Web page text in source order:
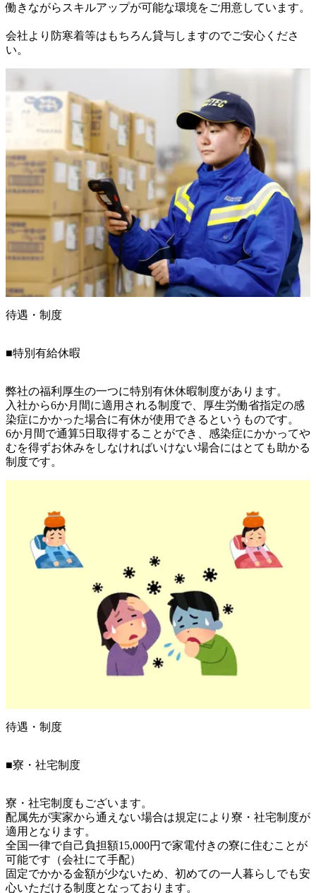
働きながらスキルアップが可能な環境をご用意しています。
会社より防寒着等はもちろん貸与しますのでご安心くださ
い。
待遇・制度
■特別有給休暇
弊社の福利厚生の一つに特別有休休暇制度があります。
入社から6か月間に適用される制度で、厚生労働省指定の感
染症にかかった場合に有休が使用できるというものです。
6か月間で通算5日取得することができ、感染症にかかってや
むを得ずお休みをしなければいけない場合にはとても助かる
制度です。
待遇・制度
■寮・社宅制度
寮・社宅制度もございます。
配属先が実家から通えない場合は規定により寮・社宅制度が
適用となります。
全国一律で自己負担額15,000円で家電付きの寮に住むことが
可能です（会社にて手配）
固定でかかる金額が少ないため、初めての一人暮らしでも安
心いただける制度となっております。